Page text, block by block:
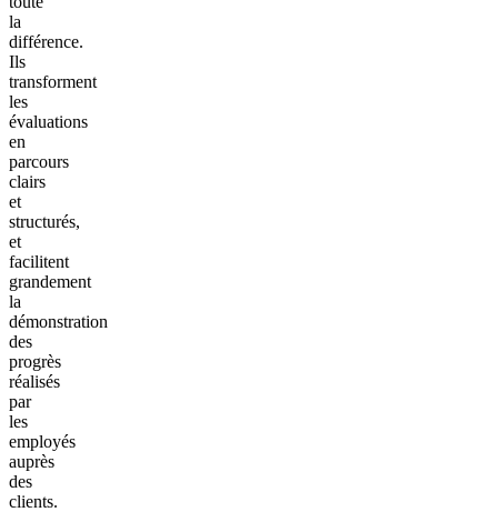
la
différence.
Ils
transforment
les
évaluations
en
parcours
clairs
et
structurés,
et
facilitent
grandement
la
démonstration
des
progrès
réalisés
par
les
employés
auprès
des
clients.